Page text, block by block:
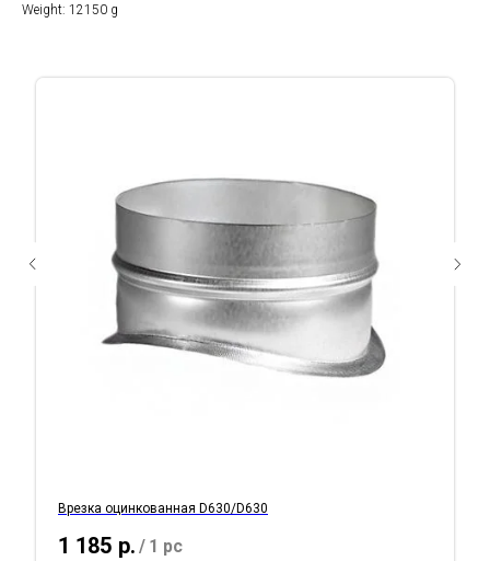
Weight: 12150 g
Врезка оцинкованная D630/D630
1 185 р. / 1 pc